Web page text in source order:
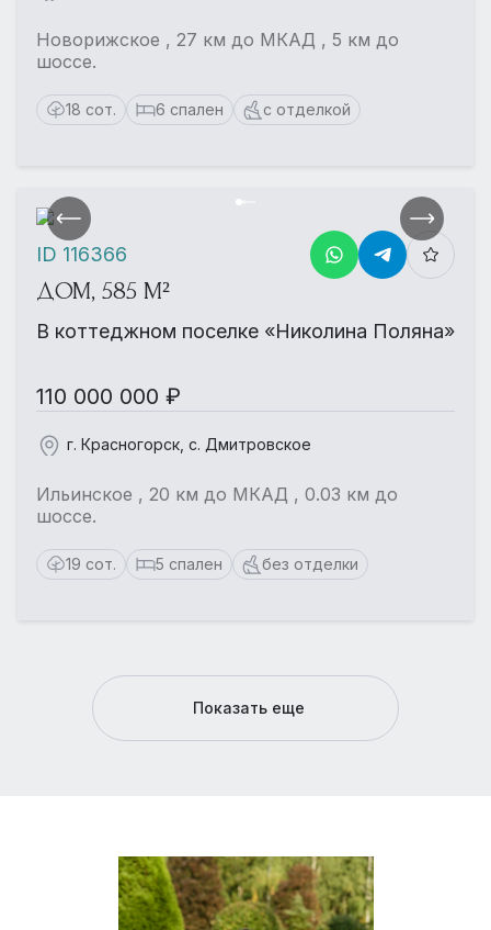
Новорижское , 27 км до МКАД , 5 км до
шоссе.
18 сот. 6 спален с отделкой
ДОМ, 585 М²
В коттеджном поселке «Николина Поляна»
110 000 000 ₽
г. Красногорск, с. Дмитровское
Ильинское , 20 км до МКАД , 0.03 км до
шоссе.
19 сот. 5 спален без отделки
ID 116366
Показать еще